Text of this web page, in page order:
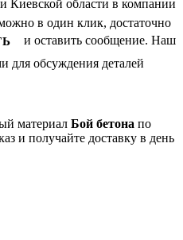
Киевской области в компании
в один клик, достаточно
и оставить сообщение. Наш
для обсуждения деталей
материал Бой бетона по
и получайте доставку в день